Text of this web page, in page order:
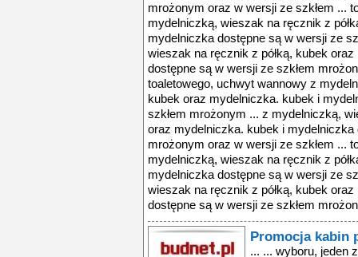
mrożonym oraz w wersji ze szkłem ...
mydelniczką, wieszak na ręcznik z
mydelniczka dostępne są w wersji ze
wieszak na ręcznik z półką, kubek
dostępne są w wersji ze szkłem
toaletowego, uchwyt wannowy z
kubek oraz mydelniczka. kubek i
szkłem mrożonym ... z mydelniczką,
oraz mydelniczka. kubek i mydelniczka
mrożonym oraz w wersji ze szkłem ...
mydelniczką, wieszak na ręcznik z
mydelniczka dostępne są w wersji ze
wieszak na ręcznik z półką, kubek
dostępne są w wersji ze szkłem
Promocja kabin
... ... wyboru, jeden